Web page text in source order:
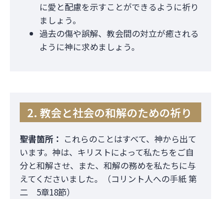
に愛と配慮を示すことができるように祈り
ましょう。
過去の傷や誤解、教会間の対立が癒される
ように神に求めましょう。
2. 教会と社会の和解のための祈り
聖書箇所： これらのことはすべて、神から出て
います。神は、キリストによって私たちをご自
分と和解させ、また、和解の務めを私たちに与
えてくださいました。（コリント人への手紙 第
二 5章18節）